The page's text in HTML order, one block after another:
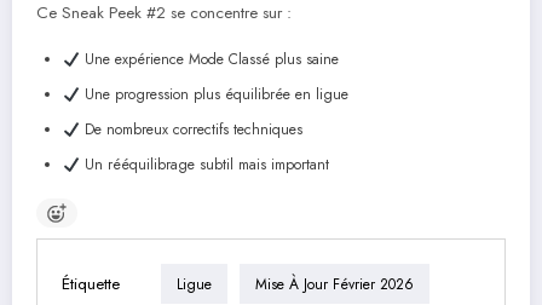
Ce Sneak Peek #2 se concentre sur :
Une expérience Mode Classé plus saine
Une progression plus équilibrée en ligue
De nombreux correctifs techniques
Un rééquilibrage subtil mais important
Étiquette Ligue Mise À Jour Février 2026